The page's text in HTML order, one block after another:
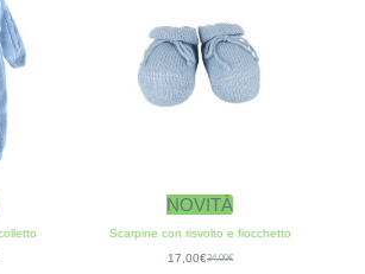
NOVITÀ
Scarpine con risvolto e fiocchetto
34,00€
17,00€